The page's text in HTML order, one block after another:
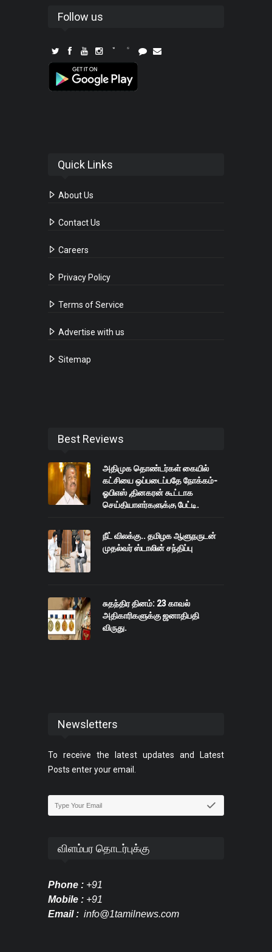
Follow us
Quick Links
About Us
Contact Us
Careers
Privacy Policy
Terms of Service
Advertise with us
Sitemap
Best Reviews
அதிமுக தொண்டர்கள் கையில்
கட்சியை ஒப்படைப்பதே நோக்கம்-
ஓபிஎஸ் ,தினகரன் கூட்டாக
செய்தியாளர்களுக்கு பேட்டி.
நீட் விலக்கு.. தமிழக ஆளுநருடன்
முதல்வர் ஸ்டாலின் சந்திப்பு
சுதந்திர தினம்: 23 காவல்
அதிகாரிகளுக்கு ஜனாதிபதி
விருது.
Newsletters
To receive the latest updates and Latest
Posts enter your email.
விளம்பர தொடர்புக்கு
Phone : +91
Mobile : +91
Email : info@1tamilnews.com